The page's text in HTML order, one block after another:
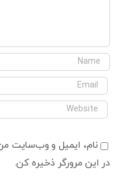
نام، ایمیل و وب‌سایت
در این مرورگر ذخیره کن.